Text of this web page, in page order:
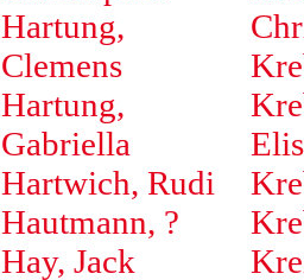
Hartung,
Clemens
Hartung,
Gabriella
Hartwich, Rudi
Hautmann, ?
Hay, Jack